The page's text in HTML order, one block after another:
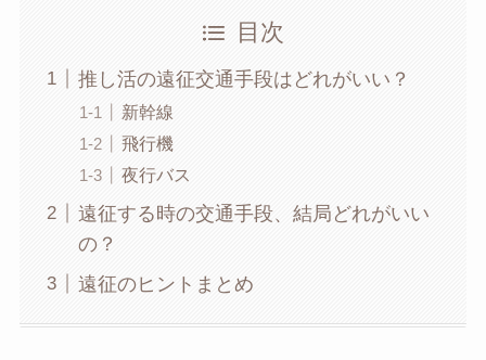
目次
推し活の遠征交通手段はどれがいい？
新幹線
飛行機
夜行バス
遠征する時の交通手段、結局どれがいい
の？
遠征のヒントまとめ